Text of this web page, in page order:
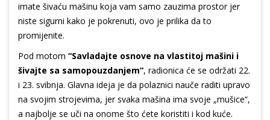
imate šivaću mašinu koja vam samo zauzima prostor jer
niste sigurni kako je pokrenuti, ovo je prilika da to
promijenite.
Pod motom “Savladajte osnove na vlastitoj mašini i
šivajte sa samopouzdanjem“, radionica će se održati 22.
i 23. svibnja. Glavna ideja je da polaznici nauče raditi upravo
na svojim strojevima, jer svaka mašina ima svoje „mušice“,
a najbolje se uči na onome što ćete koristiti i kod kuće.